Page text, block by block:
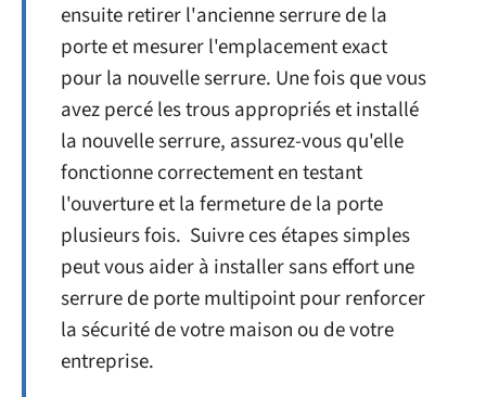
ensuite retirer l'ancienne serrure de la
porte et mesurer l'emplacement exact
pour la nouvelle serrure. Une fois que vous
avez percé les trous appropriés et installé
la nouvelle serrure, assurez-vous qu'elle
fonctionne correctement en testant
l'ouverture et la fermeture de la porte
plusieurs fois. Suivre ces étapes simples
peut vous aider à installer sans effort une
serrure de porte multipoint pour renforcer
la sécurité de votre maison ou de votre
entreprise.